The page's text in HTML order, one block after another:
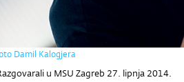
Damil Kalogjera
u MSU Zagreb 27. lipnja 2014.